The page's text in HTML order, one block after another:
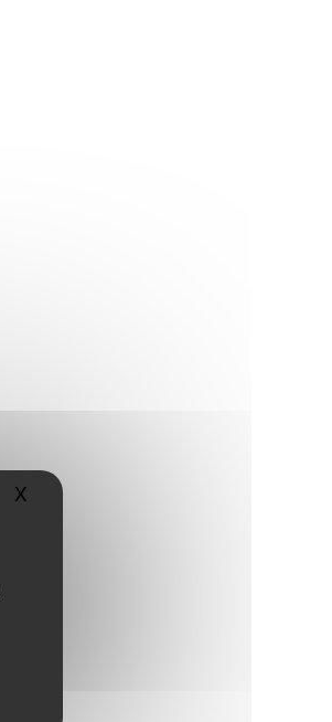
X Masquer le bandeau des cookies